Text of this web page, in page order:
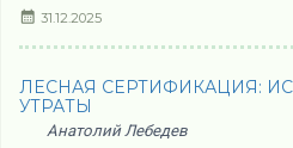
31.12.2025
ЛЕСНАЯ СЕРТИФИКАЦИЯ:
УТРАТЫ
Анатолий Лебедев